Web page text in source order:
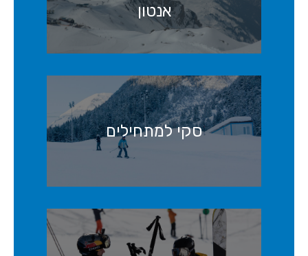
אנטון
סקי למתחילים